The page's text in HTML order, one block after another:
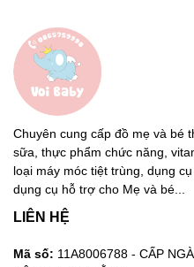
Chuyên cung cấp đồ mẹ và bé
sữa, thực phẩm chức năng,
loại máy móc tiệt trùng, dụng
dụng cụ hỗ trợ cho Mẹ và bé...
LIÊN HỆ
Mã số: 11A8006788 - CẤP